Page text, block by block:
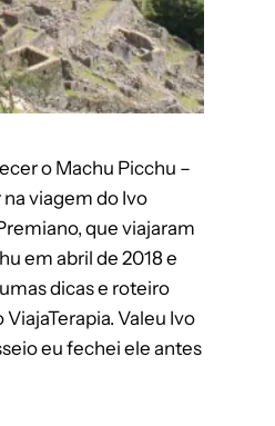
o Machu Picchu –
viagem do Ivo
que viajaram
em abril de 2018 e
dicas e roteiro
Valeu Ivo
eu fechei ele antes